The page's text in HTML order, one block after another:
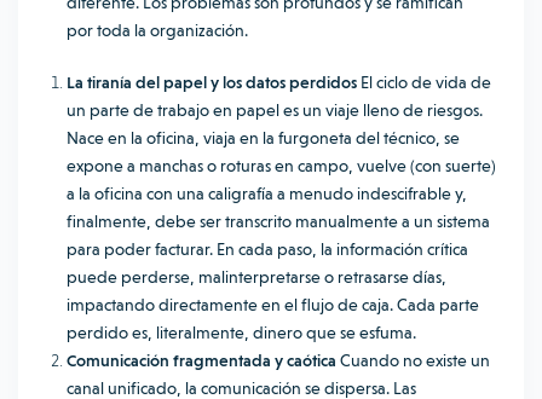
por toda la organización.
La tiranía del papel y los datos perdidos El ciclo de vida de
un parte de trabajo en papel es un viaje lleno de riesgos.
Nace en la oficina, viaja en la furgoneta del técnico, se
expone a manchas o roturas en campo, vuelve (con suerte)
a la oficina con una caligrafía a menudo indescifrable y,
finalmente, debe ser transcrito manualmente a un sistema
para poder facturar. En cada paso, la información crítica
puede perderse, malinterpretarse o retrasarse días,
impactando directamente en el flujo de caja. Cada parte
perdido es, literalmente, dinero que se esfuma.
Comunicación fragmentada y caótica Cuando no existe un
canal unificado, la comunicación se dispersa. Las